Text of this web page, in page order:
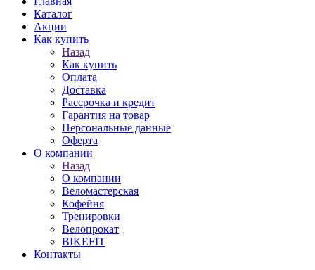
Каталог
Акции
Как купить
Назад
Как купить
Оплата
Доставка
Рассрочка и кредит
Гарантия на товар
Персональные данные
Оферта
О компании
Назад
О компании
Веломастерская
Кофейня
Тренировки
Велопрокат
BIKEFIT
Контакты